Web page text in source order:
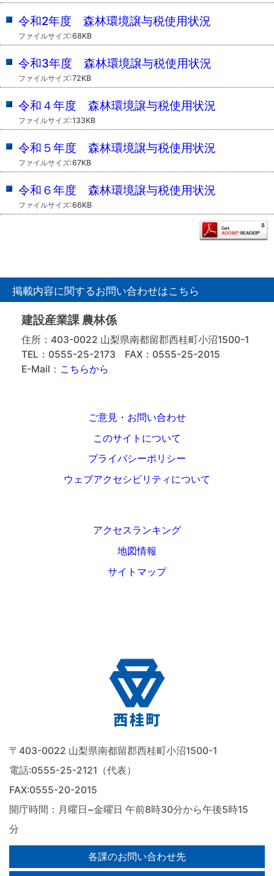
令和2年度 森林環境譲与税使用状況
ファイルサイズ:68KB
令和3年度 森林環境譲与税使用状況
ファイルサイズ:72KB
令和４年度 森林環境譲与税使用状況
ファイルサイズ:133KB
令和５年度 森林環境譲与税使用状況
ファイルサイズ:67KB
令和６年度 森林環境譲与税使用状況
ファイルサイズ:66KB
掲載内容に関するお問い合わせはこちら
建設産業課 農林係
住所：403-0022 山梨県南都留郡西桂町小沼1500-1
TEL：0555-25-2173
FAX：0555-25-2015
E-Mail： こちらから
ご意見・お問い合わせ
このサイトについて
プライバシーポリシー
ウェブアクセシビリティについて
アクセスランキング
地図情報
サイトマップ
〒403-0022 山梨県南都留郡西桂町小沼1500-1
電話:0555-25-2121（代表）
FAX:0555-20-2015
開庁時間：月曜日~金曜日 午前8時30分から午後5時15
分
各課のお問い合わせ先